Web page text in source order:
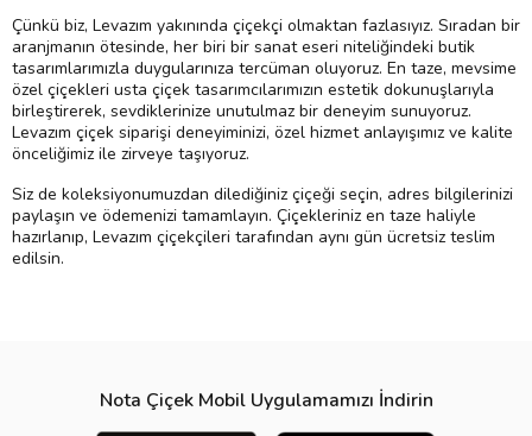
Çünkü biz, Levazım yakınında çiçekçi olmaktan fazlasıyız. Sıradan bir
aranjmanın ötesinde, her biri bir sanat eseri niteliğindeki butik
tasarımlarımızla duygularınıza tercüman oluyoruz. En taze, mevsime
özel çiçekleri usta çiçek tasarımcılarımızın estetik dokunuşlarıyla
birleştirerek, sevdiklerinize unutulmaz bir deneyim sunuyoruz.
Levazım çiçek siparişi deneyiminizi, özel hizmet anlayışımız ve kalite
önceliğimiz ile zirveye taşıyoruz.
Siz de koleksiyonumuzdan dilediğiniz çiçeği seçin, adres bilgilerinizi
paylaşın ve ödemenizi tamamlayın. Çiçekleriniz en taze haliyle
hazırlanıp, Levazım çiçekçileri tarafından aynı gün ücretsiz teslim
edilsin.
Nota Çiçek Mobil Uygulamamızı İndirin